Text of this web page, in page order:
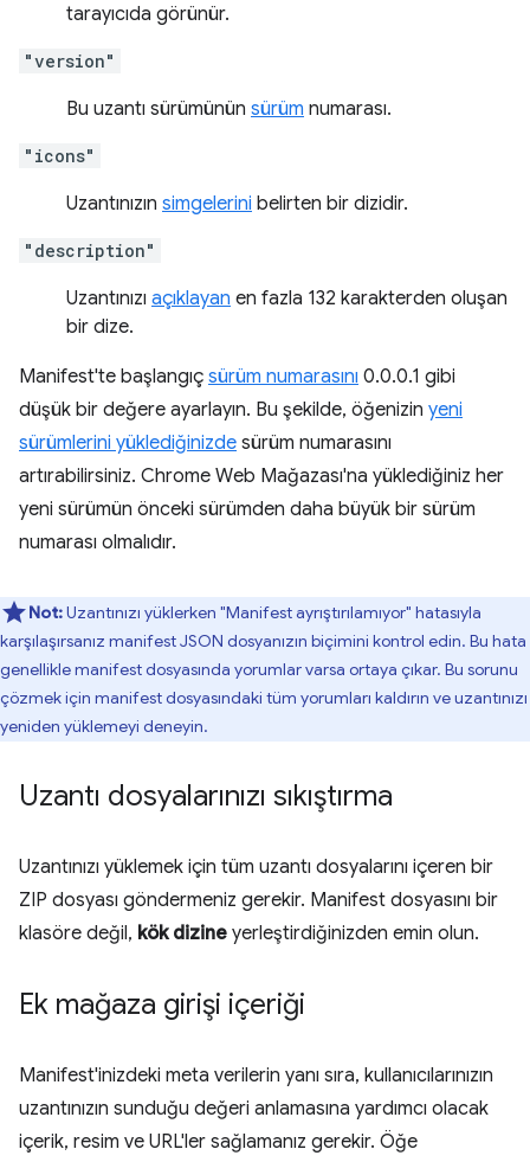
tarayıcıda görünür.
"version"
Bu uzantı sürümünün sürüm numarası.
"icons"
Uzantınızın simgelerini belirten bir dizidir.
"description"
Uzantınızı açıklayan en fazla 132 karakterden oluşan
bir dize.
Manifest'te başlangıç sürüm numarasını 0.0.0.1 gibi
düşük bir değere ayarlayın. Bu şekilde, öğenizin yeni
sürümlerini yüklediğinizde sürüm numarasını
artırabilirsiniz. Chrome Web Mağazası'na yüklediğiniz her
yeni sürümün önceki sürümden daha büyük bir sürüm
numarası olmalıdır.
Not:Uzantınızı yüklerken "Manifest ayrıştırılamıyor" hatasıyla
karşılaşırsanız manifest JSON dosyanızın biçimini kontrol edin. Bu hata
genellikle manifest dosyasında yorumlar varsa ortaya çıkar. Bu sorunu
çözmek için manifest dosyasındaki tüm yorumları kaldırın ve uzantınızı
yeniden yüklemeyi deneyin.
Uzantı dosyalarınızı sıkıştırma
Uzantınızı yüklemek için tüm uzantı dosyalarını içeren bir
ZIP dosyası göndermeniz gerekir. Manifest dosyasını bir
klasöre değil, kök dizine yerleştirdiğinizden emin olun.
Ek mağaza girişi içeriği
Manifest'inizdeki meta verilerin yanı sıra, kullanıcılarınızın
uzantınızın sunduğu değeri anlamasına yardımcı olacak
içerik, resim ve URL'ler sağlamanız gerekir. Öğe